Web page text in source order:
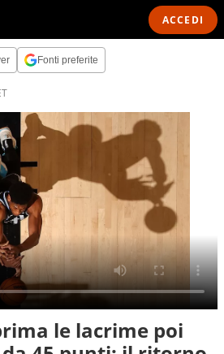
ACCEDI
Fonti preferite
le lacrime poi